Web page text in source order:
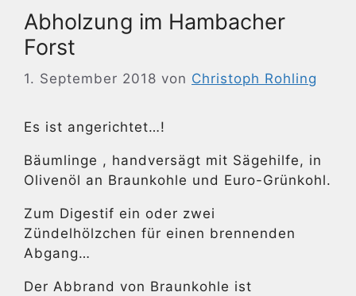
Abholzung im Hambacher
Forst
1. September 2018 von Christoph Rohling
Es ist angerichtet…!
Bäumlinge , handversägt mit Sägehilfe, in
Olivenöl an Braunkohle und Euro-Grünkohl.
Zum Digestif ein oder zwei
Zündelhölzchen für einen brennenden
Abgang…
Der Abbrand von Braunkohle ist